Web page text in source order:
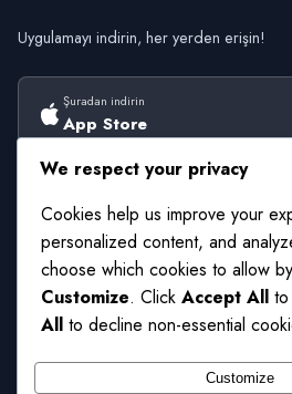
Uygulamayı indirin, her yerden erişin!
Şuradan indirin
App Store
Şuradan alın
Google Play
© 2026 UniTurkey. Tüm Hakları
https://www.facebook.com/
We respect your privacy
Cookies help us improve your
personalized content, and
choose which cookies to allow
Customize. Click Accept All
All to decline non-essential
Customize